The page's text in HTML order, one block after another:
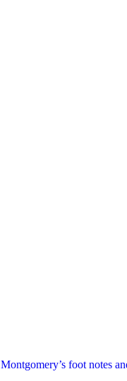
foot notes